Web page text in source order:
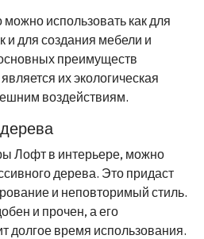
использовать как для
и для создания мебели и
преимуществ
их экологическая
воздействиям.
Лофт в интерьере, можно
дерева. Это придаст
и неповторимый стиль.
и прочен, а его
долгое время использования.